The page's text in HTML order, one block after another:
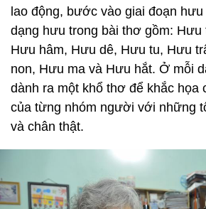
lao động, bước vào giai đoạn
dạng hưu trong bài thơ gồm: Hưu
Hưu hâm, Hưu dê, Hưu tu, Hưu
non, Hưu ma và Hưu hắt. Ở mỗi
dành ra một khổ thơ để khắc họa
của từng nhóm người với những
và chân thật.